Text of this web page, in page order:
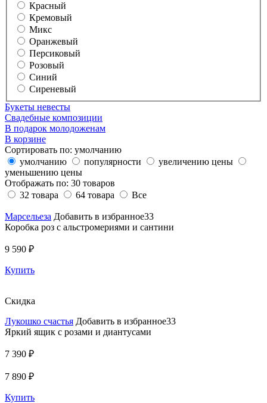
Красный
Кремовый
Микс
Оранжевый
Персиковый
Розовый
Синий
Сиреневый
Букеты невесты
Свадебные композиции
В подарок молодоженам
В корзине
Сортировать по: умолчанию
умолчанию
популярности
увеличению цены
уменьшению цены
Отображать по: 30 товаров
32 товара
64 товара Все
Марсельеза Добавить в избранное33
Коробка роз с альстромериями и сантини
9 590 ₽
Купить
Скидка
Лукошко счастья Добавить в избранное33
Яркий ящик с розами и диантусами
7 390 ₽
7 890 ₽
Купить